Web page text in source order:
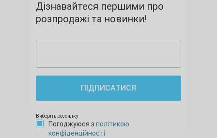
Дізнавайтеся першими про
розпродажі та новинки!
ПІДПИСАТИСЯ
Виберіть розсилку
Погоджуюся з політикою
конфіденційності